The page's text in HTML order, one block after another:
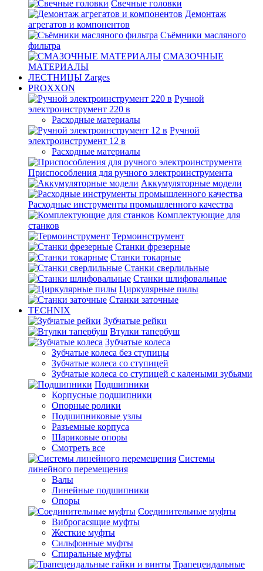
Свечные головки
Демонтаж
агрегатов и компонентов
Съёмники масляного
фильтра
СМАЗОЧНЫЕ
МАТЕРИАЛЫ
ЛЕСТНИЦЫ Zarges
PROXXON
Ручной
электроинструмент 220 в
Расходные материалы
Ручной
электроинструмент 12 в
Расходные материалы
Приспособления для ручного электроинструмента
Аккумуляторные модели
Расходные инструменты промышленного качества
Комплектующие для
станков
Термоинструмент
Станки фрезерные
Станки токарные
Станки сверлильные
Станки шлифовальные
Циркулярные пилы
Станки заточные
TECHNIX
Зубчатые рейки
Втулки тапербуш
Зубчатые колеса
Зубчатые колеса без ступицы
Зубчатые колеса со ступицей
Зубчатые колеса со ступицей с калеными зубьями
Подшипники
Корпусные подшипники
Опорные ролики
Подшипниковые узлы
Разъемные корпуса
Шариковые опоры
Смотреть все
Системы
линейного перемещения
Валы
Линейные подшипники
Опоры
Соединительные муфты
Виброгасящие муфты
Жесткие муфты
Сильфонные муфты
Спиральные муфты
Трапецеидальные